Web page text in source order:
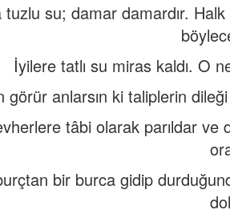
tuzlu su; damar damardır.
İyilere tatlı su miras kaldı. O
görür anlarsın ki taliplerin
tâbi olarak parıldar ve
bir burca gidip